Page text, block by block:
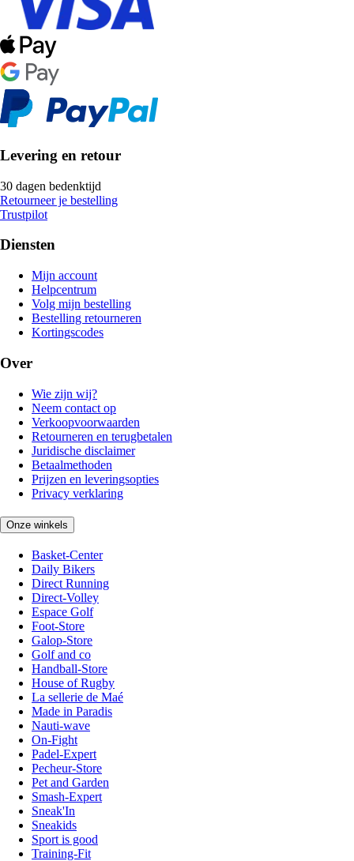
Levering en retour
30 dagen bedenktijd
Retourneer je bestelling
Trustpilot
Diensten
Mijn account
Helpcentrum
Volg mijn bestelling
Bestelling retourneren
Kortingscodes
Over
Wie zijn wij?
Neem contact op
Verkoopvoorwaarden
Retourneren en terugbetalen
Juridische disclaimer
Betaalmethoden
Prijzen en leveringsopties
Privacy verklaring
Onze winkels
Basket-Center
Daily Bikers
Direct Running
Direct-Volley
Espace Golf
Foot-Store
Galop-Store
Golf and co
Handball-Store
House of Rugby
La sellerie de Maé
Made in Paradis
Nauti-wave
On-Fight
Padel-Expert
Pecheur-Store
Pet and Garden
Smash-Expert
Sneak'In
Sneakids
Sport is good
Training-Fit